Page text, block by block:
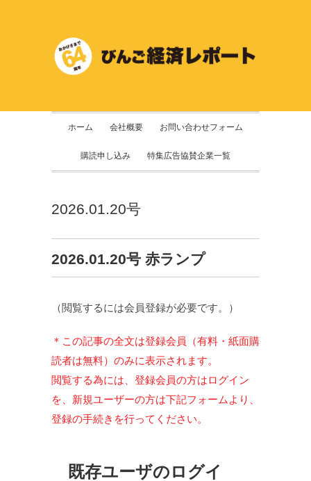
ホーム 会社概要 お問い合わせフォーム
購読申し込み 特集広告協賛企業一覧
2026.01.20号
2026.01.20号 赤ランプ
（閲覧するには会員登録が必要です。）
＊この記事の全文は登録会員（有料・紙面購
読者は無料）のみに表示されます。
閲覧する為には、登録会員の方はログイン
を、新規ユーザーの方は下記フォームより、
登録の手続きを行ってください。
既存ユーザのログイ